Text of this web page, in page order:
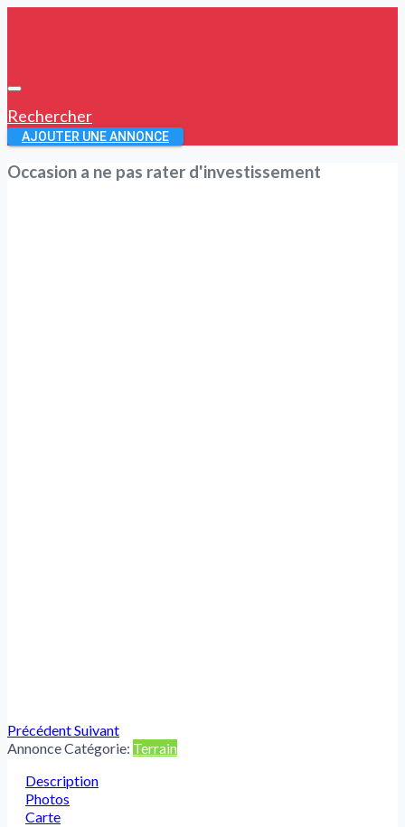
Rechercher
AJOUTER UNE ANNONCE
Occasion a ne pas rater d'investissement
PrécédentSuivant
Annonce Catégorie: Terrain
Description
Photos
Carte